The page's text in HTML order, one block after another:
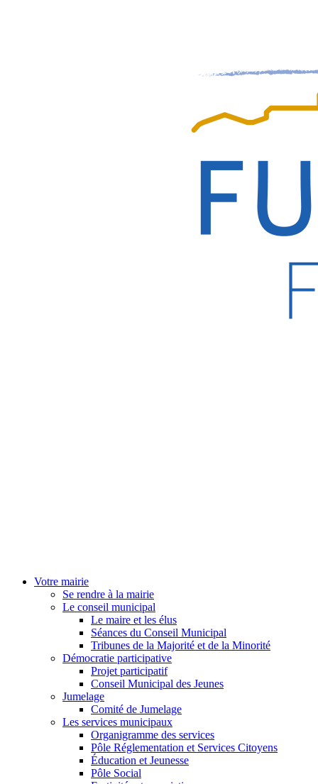
Votre mairie
Se rendre à la mairie
Le conseil municipal
Le maire et les élus
Séances du Conseil Municipal
Tribunes de la Majorité et de la Minorité
Démocratie participative
Projet participatif
Conseil Municipal des Jeunes
Jumelage
Comité de Jumelage
Les services municipaux
Organigramme des services
Pôle Réglementation et Services Citoyens
Éducation et Jeunesse
Pôle Social